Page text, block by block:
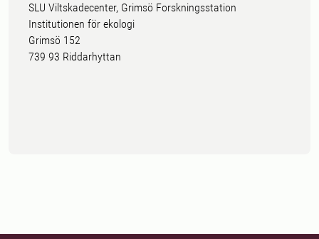
SLU Viltskadecenter, Grimsö Forskningsstation
Institutionen för ekologi
Grimsö 152
739 93 Riddarhyttan